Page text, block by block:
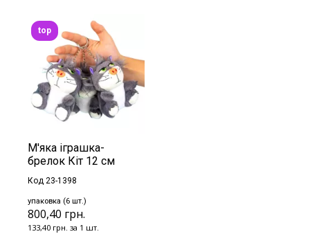
М'яка іграшка-
брелок Кіт 12 см
Код 23-1398
упаковка (6 шт.)
800,40 грн.
133,40 грн. за 1 шт.
top